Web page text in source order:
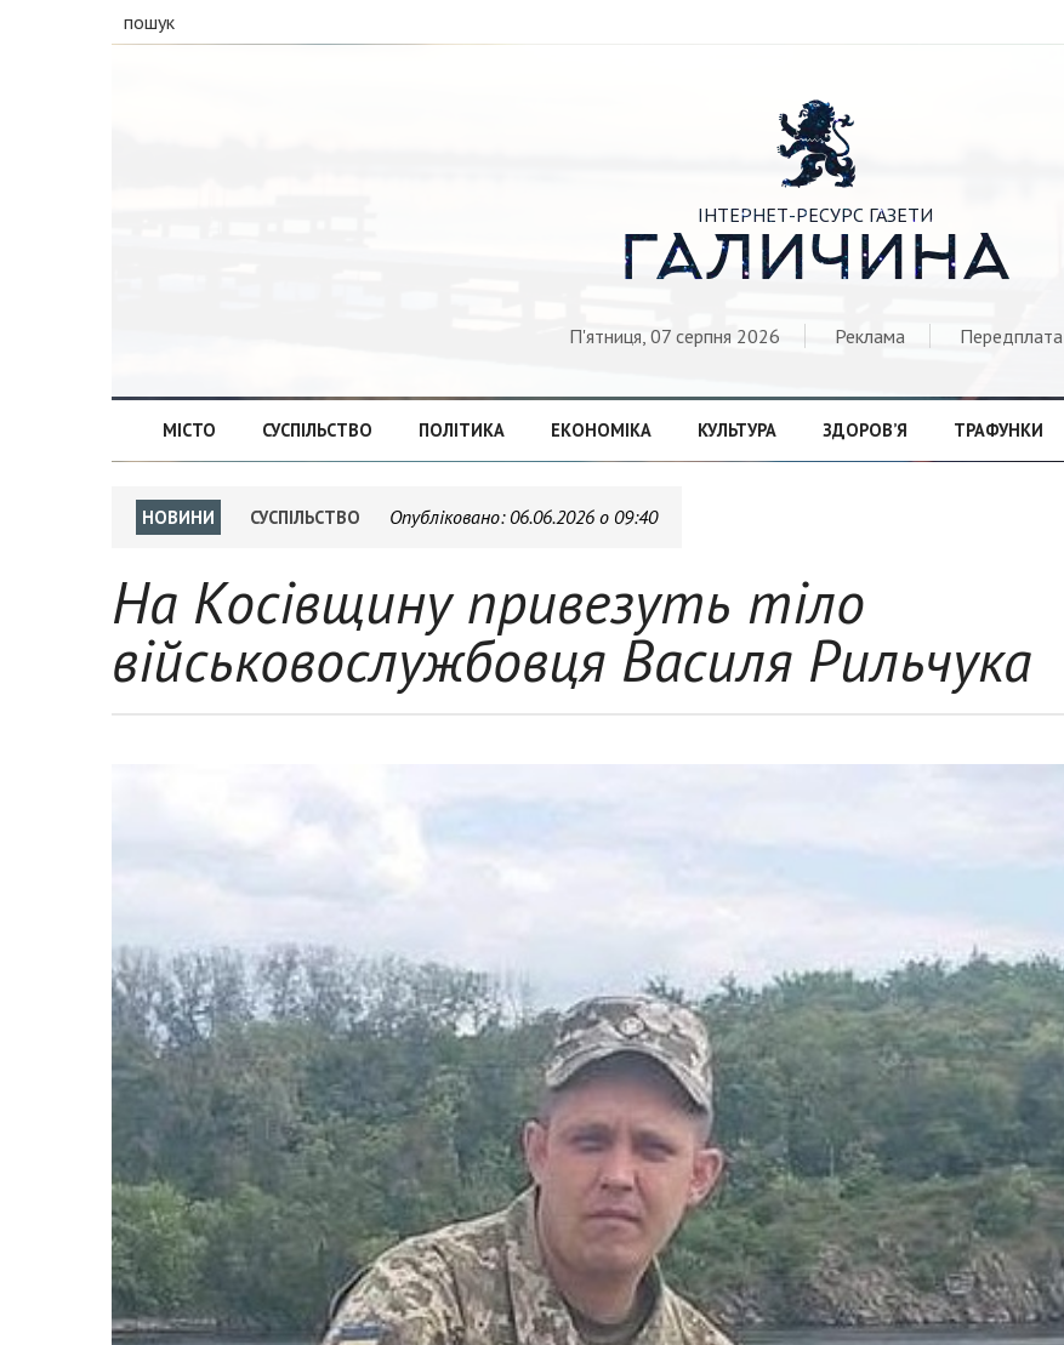
пошук

ІНТЕРНЕТ-РЕСУРС ГАЗЕТИ
ГАЛИЧИНА
П'ятниця, 07 серпня 2026 Реклама Передплата
МІСТО СУСПІЛЬСТВО ПОЛІТИКА ЕКОНОМІКА КУЛЬТУРА ЗДОРОВ’Я ТРАФУНКИ
НОВИНИ СУСПІЛЬСТВО Опубліковано: 06.06.2026 о 09:40
На Косівщину привезуть тіло
військовослужбовця Василя Рильчука